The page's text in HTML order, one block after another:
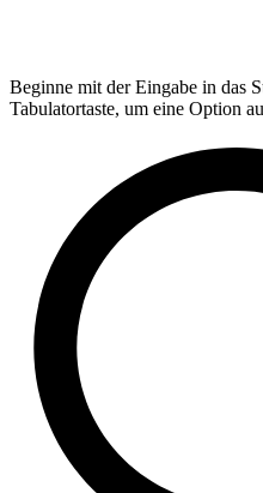
Beginne mit der Eingabe in das
Tabulatortaste, um eine Option